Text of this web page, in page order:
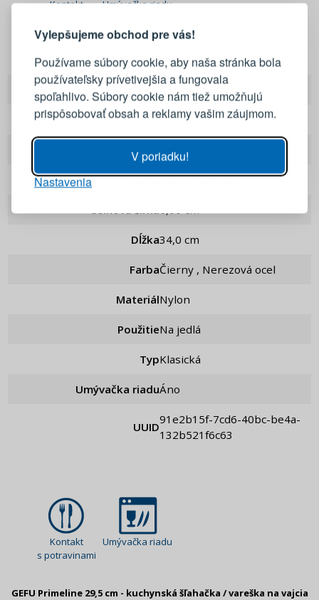
Vylepšujeme obchod pre vás!
Používame súbory cookie, aby naša stránka bola
používateľsky prívetivejšia a fungovala
spoľahlivo. Súbory cookie nám tiež umožňujú
prispôsobovať obsah a reklamy vašim záujmom.
V poriadku!
Nastavenia
Kontakt
Umývačka riadu
GEFU Primeline Nylon 34 cm čierna - nylonová kuchynská lyžica
EAN 4006664292139
Kod produktu g-29213
Značka Gefu
Séria Gefu Primeline
Dĺžka 34,0 cm
Farba Čierny , Nerezová ocel
Materiál Nylon
Použitie Na jedlá
Typ Klasická
Umývačka riadu Áno
UUID
91e2b15f-7cd6-40bc-be4a-
132b521f6c63
Kontakt
s potravinami
Umývačka riadu
GEFU Primeline 29,5 cm - kuchynská šľahačka / vareška na vajcia
Prihláste sa k svojmu účtu
E-mail
PRIHLÁSIŤ SA